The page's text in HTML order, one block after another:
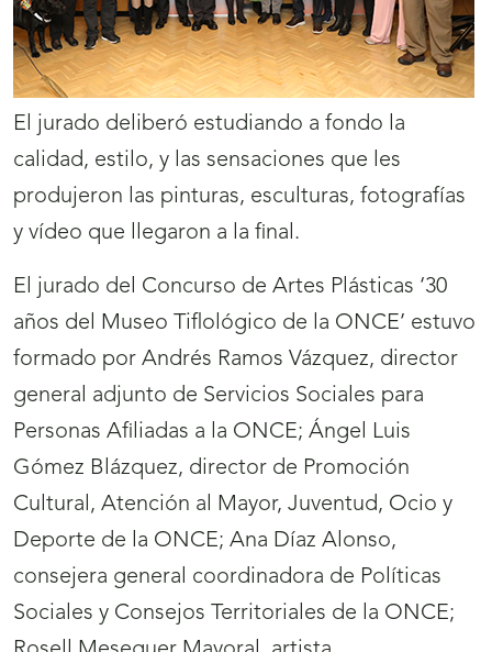
El jurado deliberó estudiando a fondo la
calidad, estilo, y las sensaciones que les
produjeron las pinturas, esculturas, fotografías
y vídeo que llegaron a la final.
El jurado del Concurso de Artes Plásticas ‘30
años del Museo Tiflológico de la ONCE’ estuvo
formado por Andrés Ramos Vázquez, director
general adjunto de Servicios Sociales para
Personas Afiliadas a la ONCE; Ángel Luis
Gómez Blázquez, director de Promoción
Cultural, Atención al Mayor, Juventud, Ocio y
Deporte de la ONCE; Ana Díaz Alonso,
consejera general coordinadora de Políticas
Sociales y Consejos Territoriales de la ONCE;